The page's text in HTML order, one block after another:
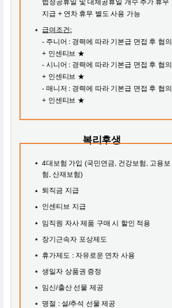
법정공휴일 및 대체공휴일 개수 추가 휴무
지급 + 연차 휴무 별도 사용 가능
급여조건:
- 주니어 : 경력에 따라 기본급 면접 후 협의
+ 인센티브 ★
- 시니어 : 경력에 따라 기본급 면접 후 협의
+ 인센티브 ★
- 매니저 : 경력에 따라 기본급 면접 후 협의
+ 인센티브 ★
복리후생
4대보험 가입 (국민연금, 건강보험, 고용보
험, 산재보험)
퇴직금 지급
인센티브 지급
임직원 자사 제품 구매 시 할인 적용
장기근속자 포상제도
휴가제도 : 자유로운 연차 사용
생일자 상품권 증정
임신/출산 선물 제공
명절 : 설/추석 선물 제공